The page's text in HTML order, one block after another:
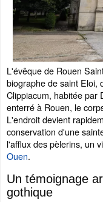
L'évêque de Rouen
biographe de saint Eloi,
Clippiacum, habitée par
enterré à Rouen, le
L'endroit devient
conservation d'une
l'afflux des pèlerins, un
Ouen.
Un témoignage
gothique